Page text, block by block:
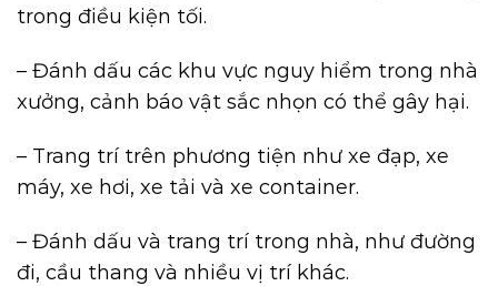
trong điều kiện tối.
– Đánh dấu các khu vực nguy hiểm trong nhà
xưởng, cảnh báo vật sắc nhọn có thể gây hại.
– Trang trí trên phương tiện như xe đạp, xe
máy, xe hơi, xe tải và xe container.
– Đánh dấu và trang trí trong nhà, như đường
đi, cầu thang và nhiều vị trí khác.